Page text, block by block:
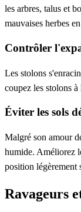
les arbres, talus et
mauvaises herbes
Contrôler
Les stolons
coupez les stolons
Éviter les sols
Malgré son amour
humide. Améliorez
position légèrement
Ravageurs